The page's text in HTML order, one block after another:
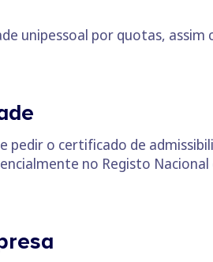
unipessoal por quotas,
pedir o certificado de
no Registo Nacional